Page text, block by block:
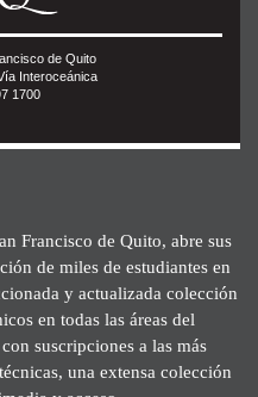
de Quito
Interoceánica
1700
Francisco de Quito, abre sus
de miles de estudiantes en
y actualizada colección
en todas las áreas del
suscripciones a las más
una extensa colección